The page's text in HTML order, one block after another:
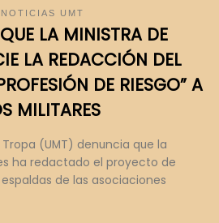
NOTICIAS UMT
LA MINISTRA DE
LA REDACCIÓN DEL
DE RIESGO” A
MILITARES
(UMT) denuncia que la
ha redactado el proyecto de
de las asociaciones